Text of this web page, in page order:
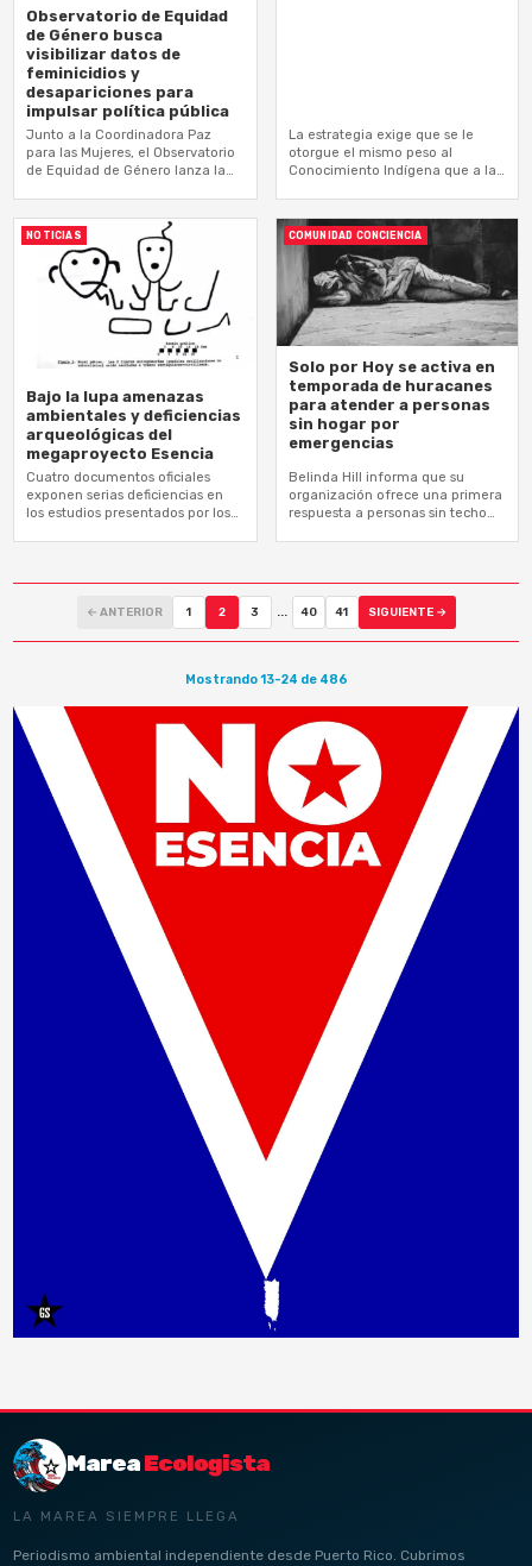
Observatorio de Equidad
de Género busca
visibilizar datos de
feminicidios y
desapariciones para
impulsar política pública
Junto a la Coordinadora Paz
para las Mujeres, el Observatorio
de Equidad de Género lanza la
La estrategia exige que se le
otorgue el mismo peso al
Conocimiento Indígena que a la
NOTICIAS
Bajo la lupa amenazas
ambientales y deficiencias
arqueológicas del
megaproyecto Esencia
Cuatro documentos oficiales
exponen serias deficiencias en
los estudios presentados por los
COMUNIDAD CONCIENCIA
Solo por Hoy se activa en
temporada de huracanes
para atender a personas
sin hogar por
emergencias
Belinda Hill informa que su
organización ofrece una primera
respuesta a personas sin techo
← ANTERIOR 1 2 3 ... 40 41 SIGUIENTE →
Mostrando 13-24 de 486
MareaEcologista
LA MAREA SIEMPRE LLEGA
Periodismo ambiental independiente desde Puerto Rico. Cubrimos